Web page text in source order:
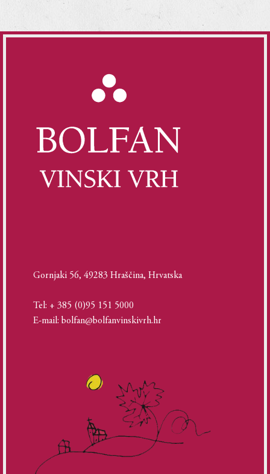
Gornjaki 56, 49283 Hraščina, Hrvatska
Tel: + 385 (0)95 151 5000
E-mail: bolfan@bolfanvinskivrh.hr